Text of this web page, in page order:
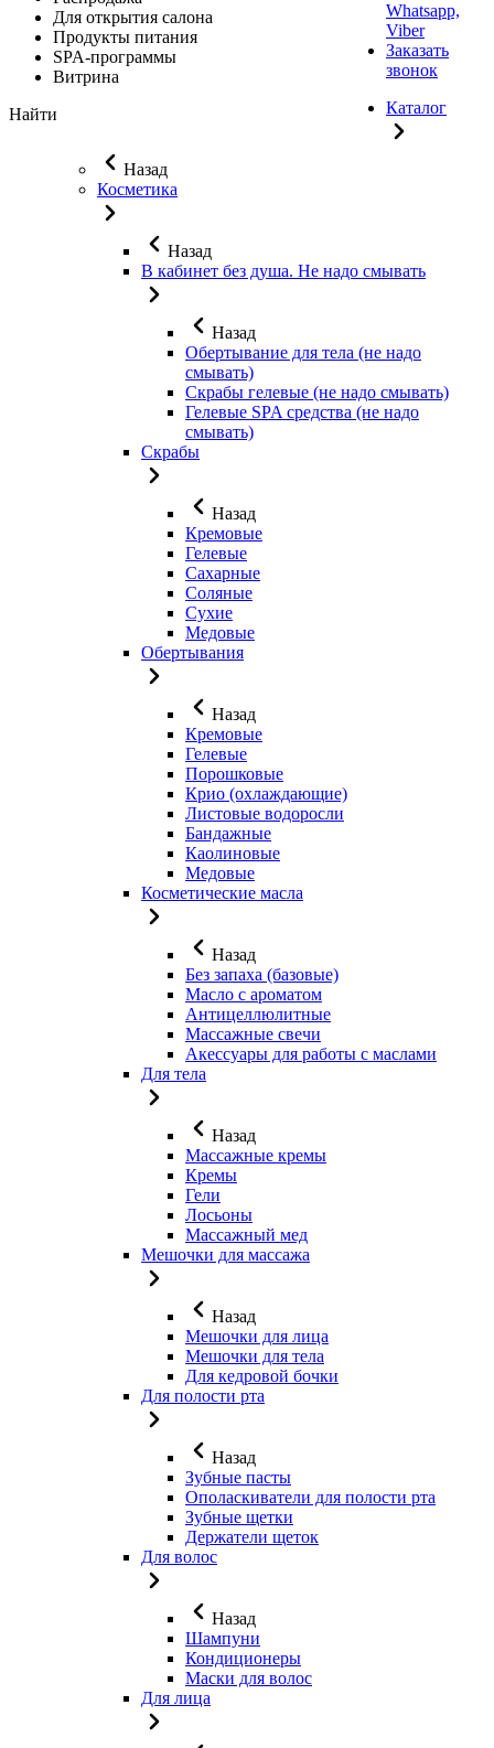
Для открытия салона
Продукты питания
SPA-программы
Витрина
Найти
Whatsapp,
Viber
Заказать
звонок
Каталог
Назад
Косметика
Назад
В кабинет без душа. Не надо смывать
Назад
Обертывание для тела (не надо
смывать)
Скрабы гелевые (не надо смывать)
Гелевые SPA средства (не надо
смывать)
Скрабы
Назад
Кремовые
Гелевые
Сахарные
Соляные
Сухие
Медовые
Обертывания
Назад
Кремовые
Гелевые
Порошковые
Крио (охлаждающие)
Листовые водоросли
Бандажные
Каолиновые
Медовые
Косметические масла
Назад
Без запаха (базовые)
Масло с ароматом
Антицеллюлитные
Массажные свечи
Акессуары для работы с маслами
Для тела
Назад
Массажные кремы
Кремы
Гели
Лосьоны
Массажный мед
Мешочки для массажа
Назад
Мешочки для лица
Мешочки для тела
Для кедровой бочки
Для полости рта
Назад
Зубные пасты
Ополаскиватели для полости рта
Зубные щетки
Держатели щеток
Для волос
Назад
Шампуни
Кондиционеры
Маски для волос
Для лица